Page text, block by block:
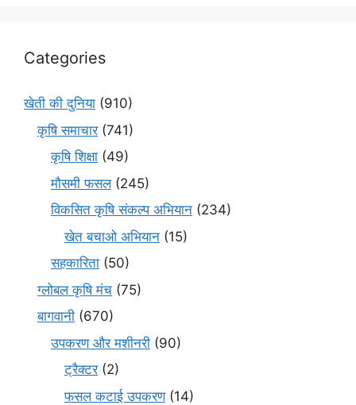
Categories
खेती की दुनिया (910)
कृषि समाचार(741)
कृषि शिक्षा (49)
मौसमी फसल(245)
विकसित कृषि संकल्प अभियान (234)
खेत बचाओ अभियान (15)
सहकारिता (50)
ग्लोबल कृषि मंच (75)
बागवानी (670)
उपकरण और मशीनरी (90)
ट्रैक्टर(2)
फसल कटाई उपकरण(14)